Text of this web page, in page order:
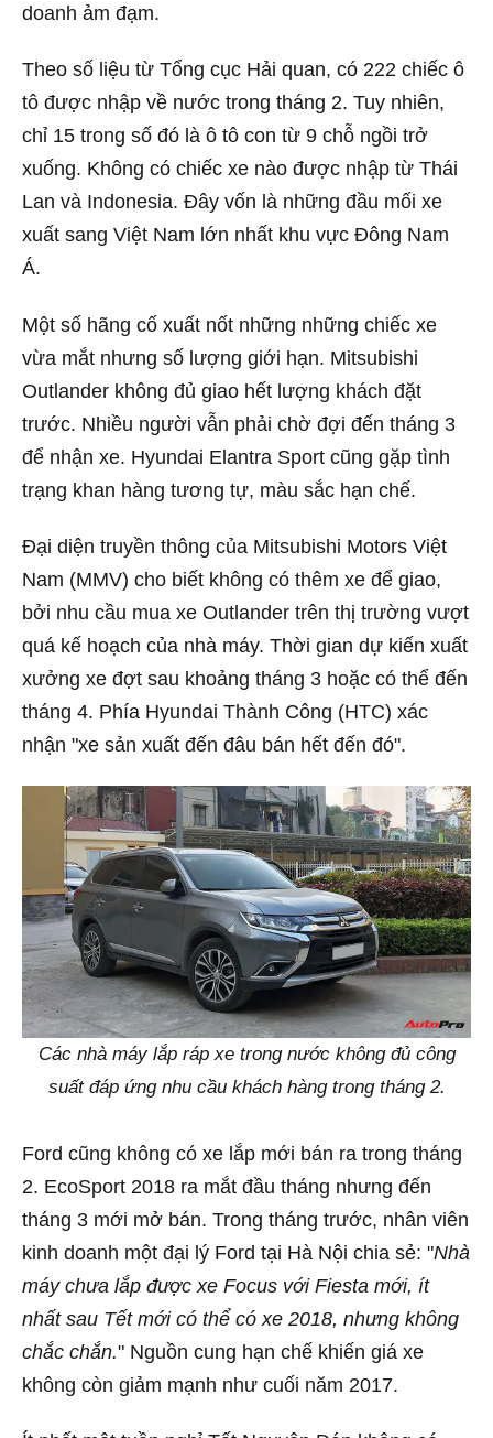
doanh ảm đạm.
Theo số liệu từ Tổng cục Hải quan, có 222 chiếc ô
tô được nhập về nước trong tháng 2. Tuy nhiên,
chỉ 15 trong số đó là ô tô con từ 9 chỗ ngồi trở
xuống. Không có chiếc xe nào được nhập từ Thái
Lan và Indonesia. Đây vốn là những đầu mối xe
xuất sang Việt Nam lớn nhất khu vực Đông Nam
Á.
Một số hãng cố xuất nốt những những chiếc xe
vừa mắt nhưng số lượng giới hạn. Mitsubishi
Outlander không đủ giao hết lượng khách đặt
trước. Nhiều người vẫn phải chờ đợi đến tháng 3
để nhận xe. Hyundai Elantra Sport cũng gặp tình
trạng khan hàng tương tự, màu sắc hạn chế.
Đại diện truyền thông của Mitsubishi Motors Việt
Nam (MMV) cho biết không có thêm xe để giao,
bởi nhu cầu mua xe Outlander trên thị trường vượt
quá kế hoạch của nhà máy. Thời gian dự kiến xuất
xưởng xe đợt sau khoảng tháng 3 hoặc có thể đến
tháng 4. Phía Hyundai Thành Công (HTC) xác
nhận "xe sản xuất đến đâu bán hết đến đó".
Các nhà máy lắp ráp xe trong nước không đủ công
suất đáp ứng nhu cầu khách hàng trong tháng 2.
Ford cũng không có xe lắp mới bán ra trong tháng
2. EcoSport 2018 ra mắt đầu tháng nhưng đến
tháng 3 mới mở bán. Trong tháng trước, nhân viên
kinh doanh một đại lý Ford tại Hà Nội chia sẻ: "Nhà
máy chưa lắp được xe Focus với Fiesta mới, ít
nhất sau Tết mới có thể có xe 2018, nhưng không
chắc chắn." Nguồn cung hạn chế khiến giá xe
không còn giảm mạnh như cuối năm 2017.